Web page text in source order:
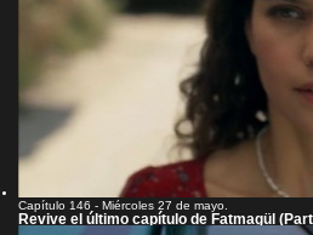
Capítulo 146 - Miércoles 27 de mayo.
Revive el último capítulo de Fatmagül